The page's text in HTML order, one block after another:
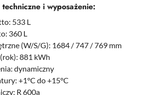
techniczne i wyposażenie:
533 L
360 L
(W/S/G): 1684 / 747 / 769 mm
881 kWh
dynamiczny
+1°C do +15°C
R 600a